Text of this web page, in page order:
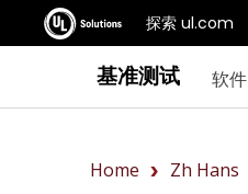
探索 ul.com
基准测试 软件
Home Zh Hans